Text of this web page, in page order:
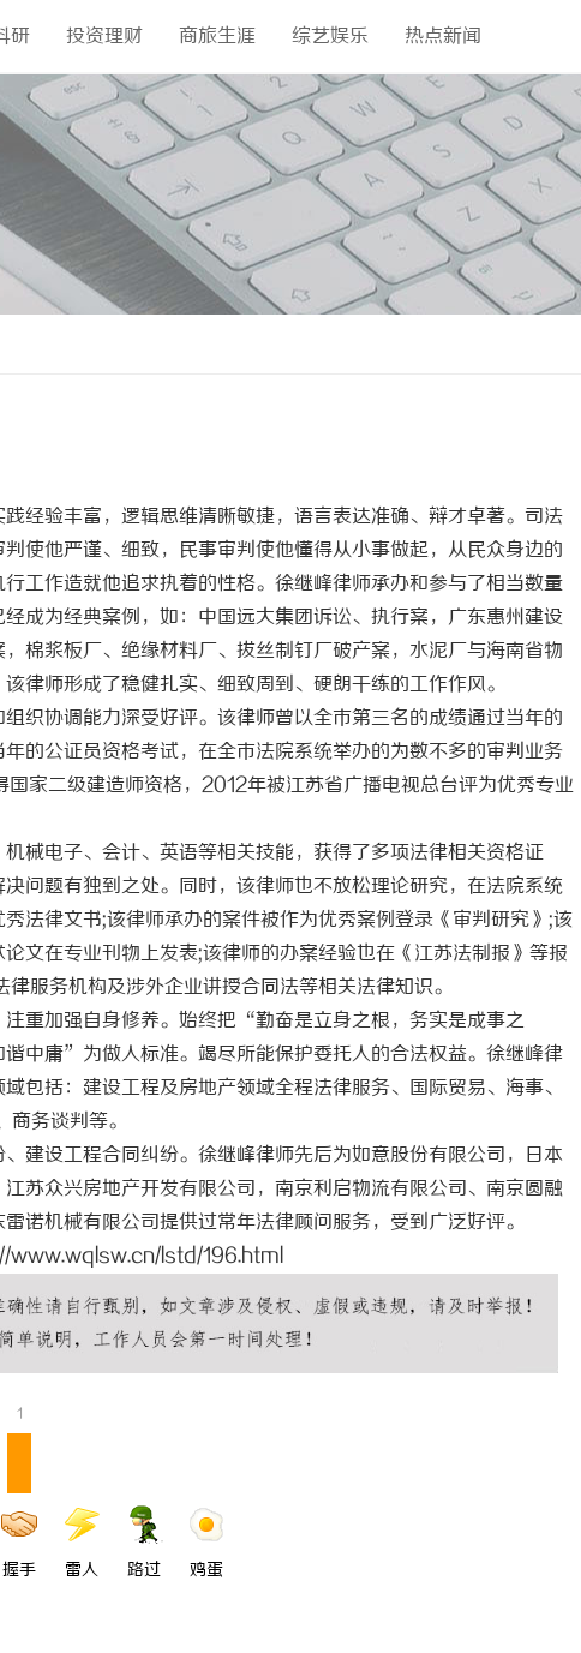
研 投资理财 商旅生涯 综艺娱乐 热点新闻
经验丰富，逻辑思维清晰敏捷，语言表达准确、辩才卓著。司法
使他严谨、细致，民事审判使他懂得从小事做起，从民众身边的
工作造就他追求执着的性格。徐继峰律师承办和参与了相当数量
成为经典案例，如：中国远大集团诉讼、执行案，广东惠州建设
棉浆板厂、绝缘材料厂、拔丝制钉厂破产案，水泥厂与海南省物
律师形成了稳健扎实、细致周到、硬朗干练的工作作风。
织协调能力深受好评。该律师曾以全市第三名的成绩通过当年的
的公证员资格考试，在全市法院系统举办的为数不多的审判业务
家二级建造师资格，2012年被江苏省广播电视总台评为优秀专业
械电子、会计、英语等相关技能，获得了多项法律相关资格证
问题有独到之处。同时，该律师也不放松理论研究，在法院系统
法律文书;该律师承办的案件被作为优秀案例登录《审判研究》;该
文在专业刊物上发表;该律师的办案经验也在《江苏法制报》等报
服务机构及涉外企业讲授合同法等相关法律知识。
重加强自身修养。始终把“勤奋是立身之根，务实是成事之
中庸”为做人标准。竭尽所能保护委托人的合法权益。徐继峰律
包括：建设工程及房地产领域全程法律服务、国际贸易、海事、
务谈判等。
建设工程合同纠纷。徐继峰律师先后为如意股份有限公司，日本
苏众兴房地产开发有限公司，南京利启物流有限公司、南京圆融
诺机械有限公司提供过常年法律顾问服务，受到广泛好评。
www.wqlsw.cn/lstd/196.html
1
握手 雷人 路过 鸡蛋
眼万年！久匠量身定制的眉眼
张脸的点睛之笔！淡颜系女生的